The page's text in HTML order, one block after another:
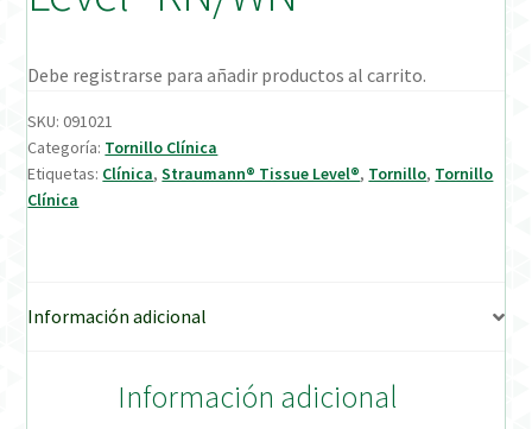
Welcome to DELTA Abutments | Tienda Online!
Debe registrarse para añadir productos al carrito.
SKU:091021
Categoría: Tornillo Clínica
Etiquetas: Clínica,Straumann® Tissue Level®, Tornillo, Tornillo
Clínica
Información adicional
Información adicional